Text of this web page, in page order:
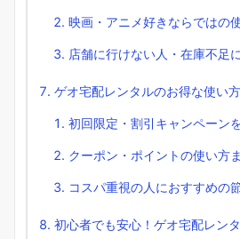
映画・アニメ好きならではの
店舗に行けない人・在庫不足
ゲオ宅配レンタルのお得な使い
初回限定・割引キャンペーン
クーポン・ポイントの使い方
コスパ重視の人におすすめの
初心者でも安心！ゲオ宅配レン